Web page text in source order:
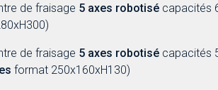
de fraisage 5 axes robotisé capacités
de fraisage 5 axes robotisé capacités
format 250x160xH130)